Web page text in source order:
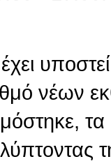
υποστεί
νέων
τα